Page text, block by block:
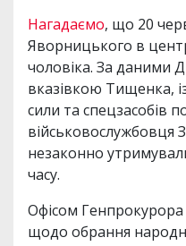
Нагадаємо, що 20
Яворницького в
чоловіка. За даними
вказівкою Тищенка,
сили та спецзасобів
військовослужбовця
незаконно
часу.
Офісом
щодо обрання